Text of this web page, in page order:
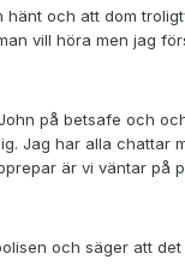
hänt och att dom
vill höra men jag
på betsafe och
Jag har alla chattar
är vi väntar på
och säger att det